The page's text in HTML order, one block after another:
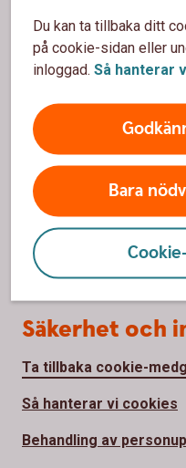
Du kan ta tillbaka ditt
på cookie-sidan eller
inloggad. Så hanterar
Bara
Om oss
Om Varbergs Sparbank
Hållbar utveckling
Samhällsengagemang
Press
Jobba hos oss
Säkerhet och
Ta tillbaka cookie-
Så hanterar vi cookies
Behandling av